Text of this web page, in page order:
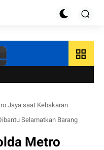
grid_view
Jaya saat Kebakaran
Selamatkan Barang
Metro